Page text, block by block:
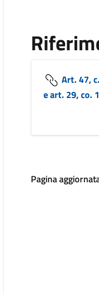
Art. 47,
e art. 29, co.
Pagina